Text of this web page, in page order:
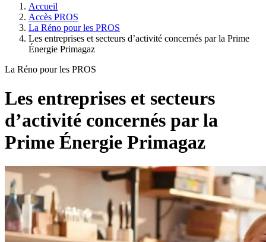
Accueil
Accès PROS
La Réno pour les PROS
Les entreprises et secteurs d’activité concernés par la Prime
Énergie Primagaz
La Réno pour les PROS
Les entreprises et secteurs
d’activité concernés par la
Prime Énergie Primagaz